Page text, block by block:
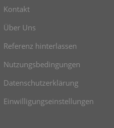
Kontakt
Über Uns
Referenz hinterlassen
Nutzungsbedingungen
Datenschutzerklärung
Einwilligungseinstellungen